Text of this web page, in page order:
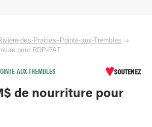
des-Prairies–Pointe-aux-Trembles »
pour RDP-PAT
AUX-TREMBLES SOUTENEZ
de nourriture pour